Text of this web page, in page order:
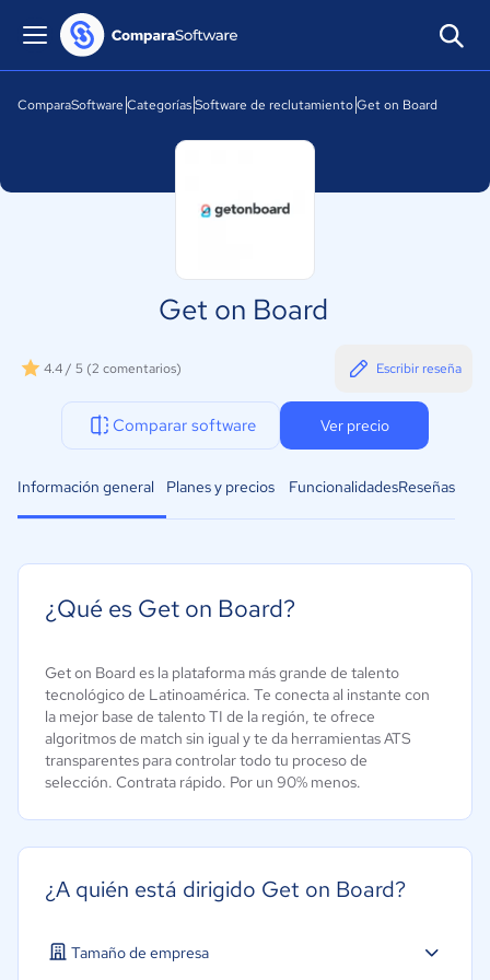
ComparaSoftware CategoríasSoftware de reclutamientoGet on Board
Get on Board
4.4 / 5 (2 comentarios) Escribir reseña
Comparar software Ver precio
Información general Planes y precios FuncionalidadesReseñas
¿Qué es Get on Board?
Get on Board es la plataforma más grande de talento
tecnológico de Latinoamérica. Te conecta al instante con
la mejor base de talento TI de la región, te ofrece
algoritmos de match sin igual y te da herramientas ATS
transparentes para controlar todo tu proceso de
selección. Contrata rápido. Por un 90% menos.
¿A quién está dirigido Get on Board?
Tamaño de empresa